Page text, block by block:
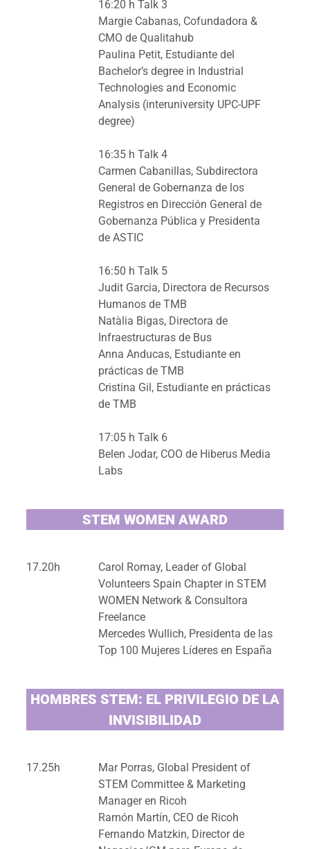
16:20 h Talk 3
Margie Cabanas, Cofundadora &
CMO de Qualitahub
Paulina Petit, Estudiante del
Bachelor’s degree in Industrial
Technologies and Economic
Analysis (interuniversity UPC-UPF
degree)
16:35 h Talk 4
Carmen Cabanillas, Subdirectora
General de Gobernanza de los
Registros en Dirección General de
Gobernanza Pública y Presidenta
de ASTIC
16:50 h Talk 5
Judit Garcia, Directora de Recursos
Humanos de TMB
Natàlia Bigas, Directora de
Infraestructuras de Bus
Anna Anducas, Estudiante en
prácticas de TMB
Cristina Gil, Estudiante en prácticas
de TMB
17:05 h Talk 6
Belen Jodar, COO de Hiberus Media
Labs
STEM WOMEN AWARD
17.20h
Carol Romay, Leader of Global
Volunteers Spain Chapter in STEM
WOMEN Network & Consultora
Freelance
Mercedes Wullich, Presidenta de las
Top 100 Mujeres Líderes en España
HOMBRES STEM: EL PRIVILEGIO DE LA
INVISIBILIDAD
17.25h
Mar Porras, Global President of
STEM Committee & Marketing
Manager en Ricoh
Ramón Martín, CEO de Ricoh
Fernando Matzkin, Director de